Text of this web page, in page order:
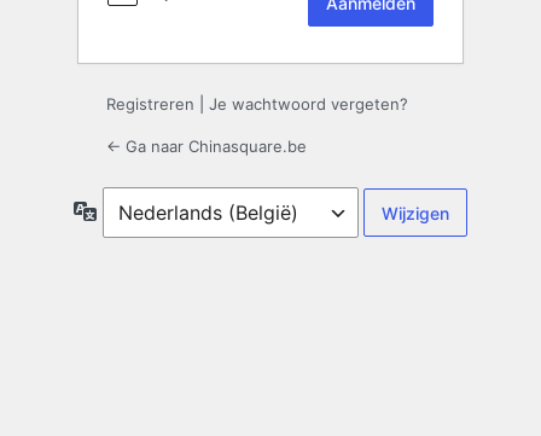
Registreren Je wachtwoord vergeten?
← Ga naar Chinasquare.be
Taal